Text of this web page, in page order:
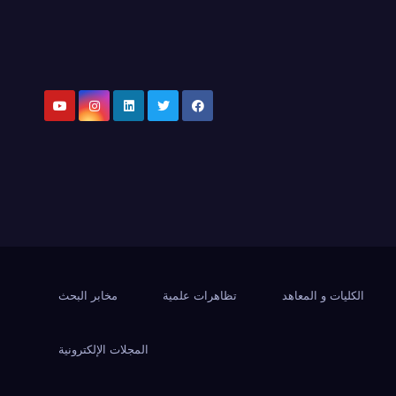
الكليات و المعاهد تظاهرات علمية مخابر البحث
المجلات الإلكترونية